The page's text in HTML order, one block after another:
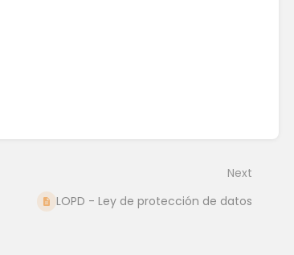
Next
LOPD - Ley de protección de datos